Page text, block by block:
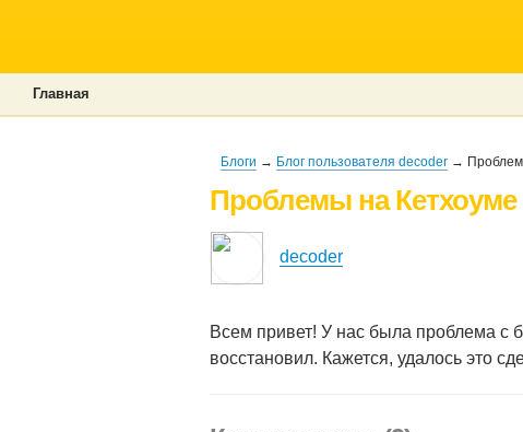
Главная
Блоги → Блог пользователя decoder →
Проблемы на Кетхоуме
decoder
Всем привет! У нас была проблема с
восстановил. Кажется, удалось это